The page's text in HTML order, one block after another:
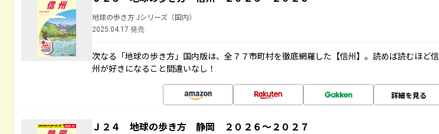
地球の歩き方 Jシリーズ（国内）
2025.04.17 発売
次なる「地球の歩き方」国内版は、全７７市町村を徹底網羅した【信州】。読めば読むほど信
州が好きになること間違いなし！
詳細を見る
Ｊ２４ 地球の歩き方 静岡 ２０２６～２０２７